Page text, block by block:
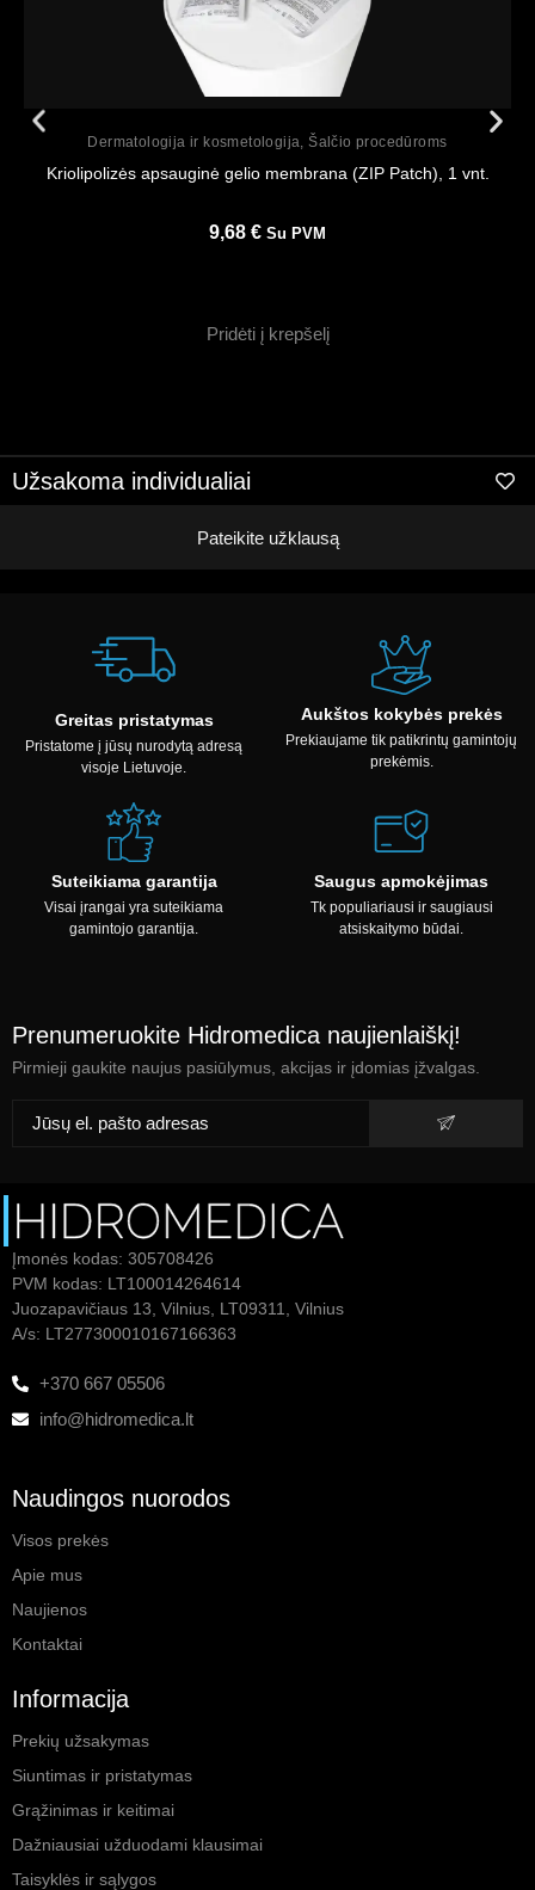
Dermatologija ir kosmetologija ,Šalčio procedūroms
Kriolipolizės apsauginė gelio membrana (ZIP Patch), 1 vnt.
9,68 € Su PVM
Pridėti į krepšelį
Užsakoma individualiai
Pateikite užklausą
Greitas pristatymas
Pristatome į jūsų nurodytą adresą
visoje Lietuvoje.
Aukštos kokybės prekės
Prekiaujame tik patikrintų gamintojų
prekėmis.
Suteikiama garantija
Visai įrangai yra suteikiama
gamintojo garantija.
Saugus apmokėjimas
Tk populiariausi ir saugiausi
atsiskaitymo būdai.
Prenumeruokite Hidromedica naujienlaiškį!
Pirmieji gaukite naujus pasiūlymus, akcijas ir įdomias įžvalgas.
Įmonės kodas: 305708426
PVM kodas: LT100014264614
Juozapavičiaus 13, Vilnius, LT09311, Vilnius
A/s: LT277300010167166363
+370 667 05506
info@hidromedica.lt
Naudingos nuorodos
Visos prekės
Apie mus
Naujienos
Kontaktai
Informacija
Prekių užsakymas
Siuntimas ir pristatymas
Grąžinimas ir keitimai
Dažniausiai užduodami klausimai
Taisyklės ir sąlygos